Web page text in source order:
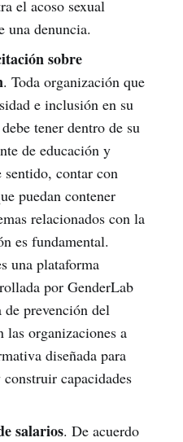
el acoso sexual
una denuncia.
sobre
. Toda organización que
e inclusión en su
tener dentro de su
de educación y
contar con
puedan contener
relacionados con la
es fundamental.
una plataforma
por GenderLab
prevención del
las organizaciones a
diseñada para
capacidades
salarios. De acuerdo